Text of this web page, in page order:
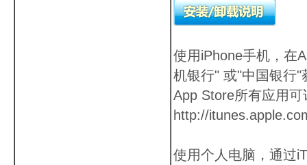
使用iPhone手机，在
机银行" 或"中国银行"
App Store所有应用可
http://
使用个人电脑，通过